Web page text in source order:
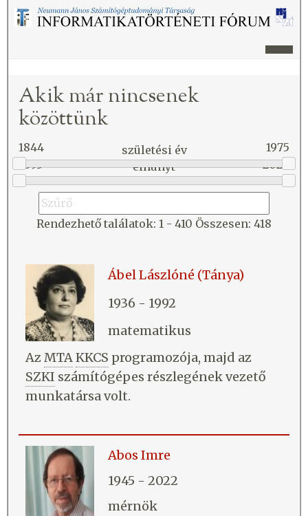
Akik már nincsenek
közöttünk
Rendezhető találatok: 1 - 410 Összesen: 418
születési év
1844
1975
elhunyt
1893 2026
Ábel Lászlóné (Tánya)
1936 - 1992
matematikus
Az MTAKKCS programozója, majd az
SZKI számítógépes részlegének vezető
munkatársa volt.
Abos Imre
1945 - 2022
mérnök